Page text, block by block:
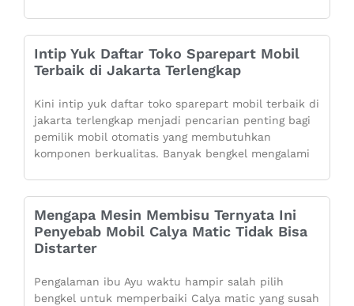
Intip Yuk Daftar Toko Sparepart Mobil
Terbaik di Jakarta Terlengkap
Kini intip yuk daftar toko sparepart mobil terbaik di
jakarta terlengkap menjadi pencarian penting bagi
pemilik mobil otomatis yang membutuhkan
komponen berkualitas. Banyak bengkel mengalami
Mengapa Mesin Membisu Ternyata Ini
Penyebab Mobil Calya Matic Tidak Bisa
Distarter
Pengalaman ibu Ayu waktu hampir salah pilih
bengkel untuk memperbaiki Calya matic yang susah